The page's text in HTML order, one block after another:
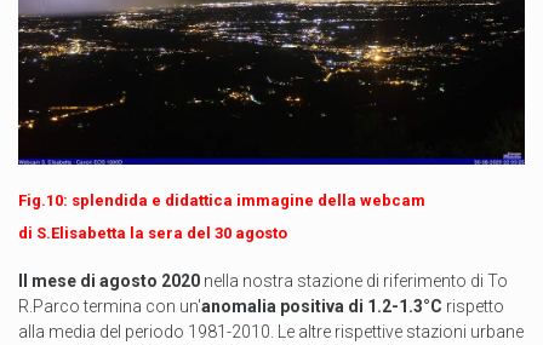
Fig.10: splendida e didattica immagine della webcam
di S.Elisabetta la sera del 30 agosto
Il mese di agosto 2020 nella nostra stazione di riferimento di To
R.Parco termina con un'anomalia positiva di 1.2-1.3°C rispetto
alla media del periodo 1981-2010. Le altre rispettive stazioni urbane